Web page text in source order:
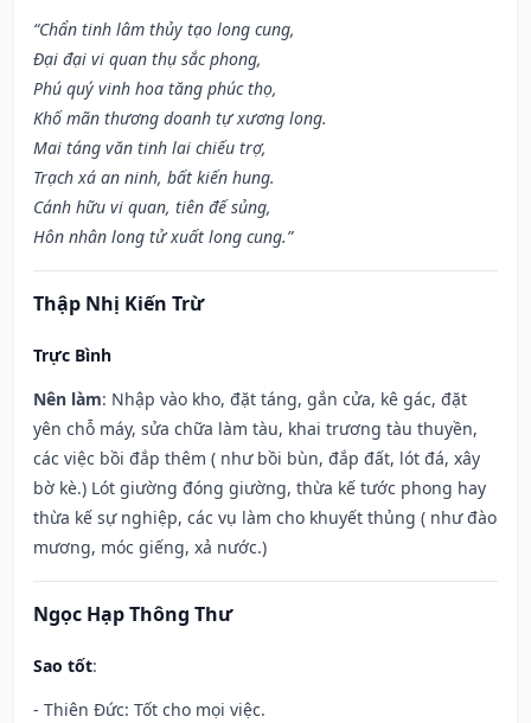
“Chẩn tinh lâm thủy tạo long cung,
Đại đại vi quan thụ sắc phong,
Phú quý vinh hoa tăng phúc thọ,
Khố mãn thương doanh tự xương long.
Mai táng văn tinh lai chiếu trợ,
Trạch xá an ninh, bất kiến hung.
Cánh hữu vi quan, tiên đế sủng,
Hôn nhân long tử xuất long cung.”
Thập Nhị Kiến Trừ
Trực Bình
Nên làm: Nhập vào kho, đặt táng, gắn cửa, kê gác, đặt
yên chỗ máy, sửa chữa làm tàu, khai trương tàu thuyền,
các việc bồi đắp thêm ( như bồi bùn, đắp đất, lót đá, xây
bờ kè.) Lót giường đóng giường, thừa kế tước phong hay
thừa kế sự nghiệp, các vụ làm cho khuyết thủng ( như đào
mương, móc giếng, xả nước.)
Ngọc Hạp Thông Thư
Sao tốt:
- Thiên Đức: Tốt cho mọi việc.